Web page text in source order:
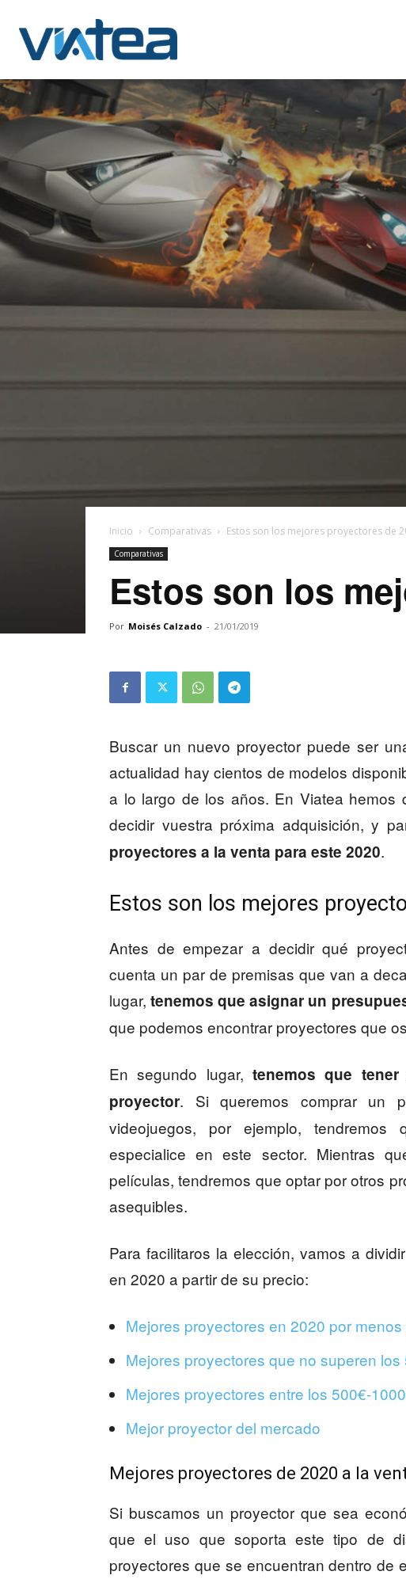
Inicio Comparativas Estos son los mejores proyectores de
Comparativas
Estos son los
Por Moisés Calzado - 21/01/2019
Buscar un nuevo proyector puede ser
actualidad hay cientos de modelos
a lo largo de los años. En Viatea hemos
decidir vuestra próxima adquisición, y
proyectores a la venta para este 2020.
Estos son los mejores
Antes de empezar a decidir qué
cuenta un par de premisas que van a
lugar,tenemos que asignar un
que podemos encontrar proyectores que
En segundo lugar, tenemos que
proyector. Si queremos comprar un
videojuegos, por ejemplo,
especialice en este sector. Mientras
películas, tendremos que optar por otros
asequibles.
Para facilitaros la elección, vamos a
en 2020 a partir de su precio:
Mejores proyectores en 2020 por
Mejores proyectores que no superen los
Mejores proyectores entre los 500€-
Mejor proyector del mercado
Mejores proyectores de 2020 a la
Si buscamos un proyector que sea
que el uso que soporta este tipo de
proyectores que se encuentran dentro de